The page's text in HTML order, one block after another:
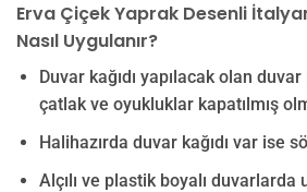
Erva Çiçek Yaprak Desenli
Nasıl Uygulanır?
Duvar kağıdı yapılacak olan
çatlak ve oyukluklar kapatılmış
Halihazırda duvar kağıdı var ise
Alçılı ve plastik boyalı